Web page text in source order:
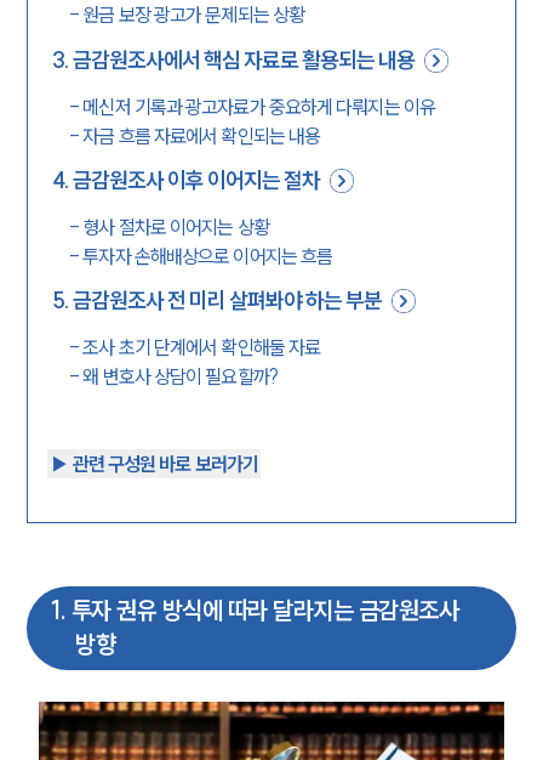
- 원금 보장 광고가 문제되는 상황
3.금감원조사에서 핵심 자료로 활용되는 내용
- 메신저 기록과 광고자료가 중요하게 다뤄지는 이유
-자금 흐름 자료에서 확인되는 내용
4.금감원조사 이후 이어지는 절차
- 형사 절차로 이어지는 상황
-투자자 손해배상으로 이어지는 흐름
5.금감원조사 전 미리 살펴봐야 하는 부분
-조사 초기 단계에서 확인해둘 자료
-왜 변호사 상담이 필요할까?
▶︎ 관련 구성원 바로 보러가기
1 . 투자 권유 방식에 따라 달라지는 금감원조사
방향